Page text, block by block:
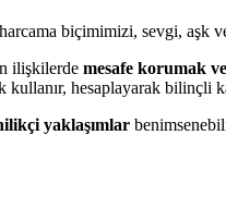
biçimimizi, sevgi,
ilişkilerde mesafe korumak
kullanır, hesaplayarak bilinçli
yaklaşımlar